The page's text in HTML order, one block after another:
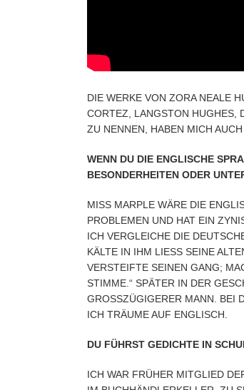
DIE WERKE VON ZORA NEALE
CORTEZ, LANGSTON HUGHES,
ZU NENNEN, HABEN MICH AUCH
WENN DU DIE ENGLISCHE
BESONDERHEITEN ODER
MISS MARPLE WÄRE DIE
PROBLEMEN UND HAT EIN
ICH VERGLEICHE DIE
KÄLTE IN IHM LIESS SEINE
ERSTEIFTE SEINEN GANG;
TIMME.“ SPÄTER IN DER
ROSSZÜGIGERER MANN. BEI
ICH TRÄUME AUF ENGLISCH.
DU FÜHRST GEDICHTE IN
ICH WAR FRÜHER MITGLIED